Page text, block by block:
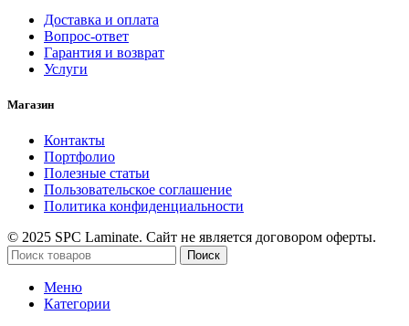
Доставка и оплата
Вопрос-ответ
Гарантия и возврат
Услуги
Магазин
Контакты
Портфолио
Полезные статьи
Пользовательское соглашение
Политика конфиденциальности
© 2025 SPC Laminate. Сайт не является договором оферты.
Поиск
Меню
Категории